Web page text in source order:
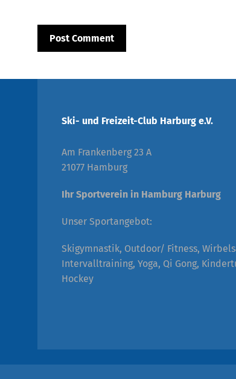
Ski- und Freizeit-Club Harburg e.V.
Am Frankenberg 23 A
21077 Hamburg
Ihr Sportverein in Hamburg Harburg
Unser Sportangebot:
Skigymnastik, Outdoor/ Fitness,
Intervalltraining, Yoga, Qi Gong,
Hockey